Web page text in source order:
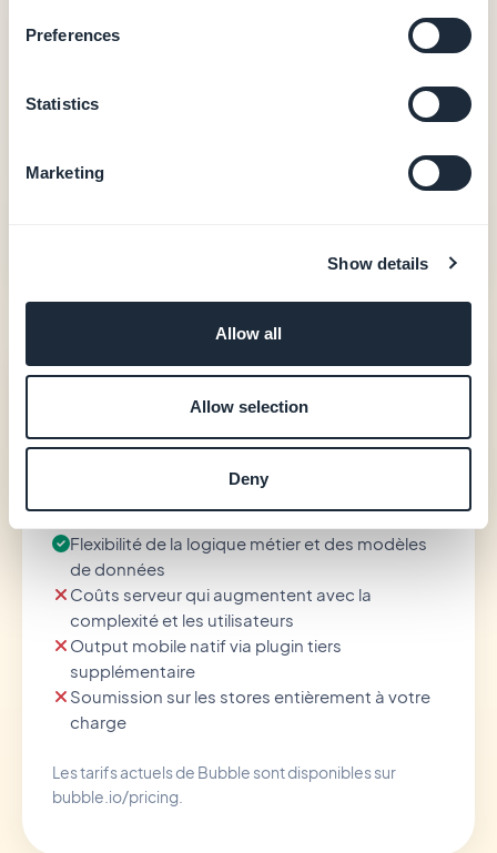
Preferences
Statistics
Marketing
Show details
Allow all
Allow selection
Deny
Output natif iOS + Android (Swift + Kotlin)
Billing)
Authentification utilisateur, fidélité, réservation
Accompagnement à la publication sur les
Bubble
—
Hébergement et base de données inclus à
capacité initiale
Flexibilité de la logique métier et des modèles
de données
Coûts serveur qui augmentent avec la
complexité et les utilisateurs
Output mobile natif via plugin tiers
supplémentaire
Soumission sur les stores entièrement à votre
charge
Les tarifs actuels de Bubble sont disponibles sur
bubble.io/pricing.